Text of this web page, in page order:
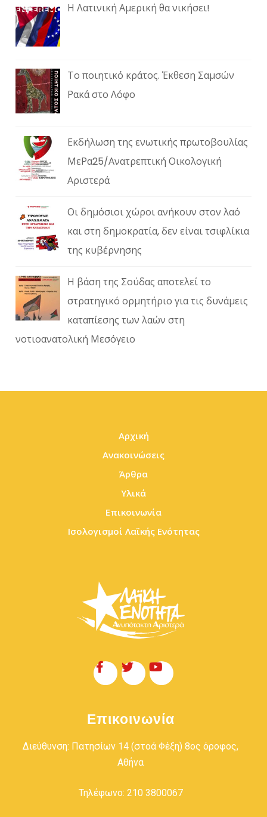
Η Λατινική Αμερική θα νικήσει!
Το ποιητικό κράτος. Έκθεση Σαμσών
Ρακά στο Λόφο
Εκδήλωση της ενωτικής πρωτοβουλίας
ΜεΡα25/Ανατρεπτική Οικολογική
Αριστερά
Οι δημόσιοι χώροι ανήκουν στον λαό
και στη δημοκρατία, δεν είναι τσιφλίκια
της κυβέρνησης
Η βάση της Σούδας αποτελεί το
στρατηγικό ορμητήριο για τις δυνάμεις
καταπίεσης των λαών στη
νοτιοανατολική Μεσόγειο
Αρχική
Ανακοινώσεις
Άρθρα
Υλικά
Επικοινωνία
Ισολογισμοί Λαϊκής Ενότητας
Επικοινωνία
Διεύθυνση: Πατησίων 14 (στοά Φέξη) 8ος όροφος,
Αθήνα
Τηλέφωνο: 210 3800067